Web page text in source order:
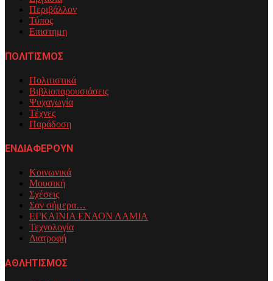
Περιβάλλον
Τύπος
Επιστημη
ΠΟΛΙΤΙΣΜΟΣ
Πολιτιστικά
Βιβλιοπαρουσιάσεις
Ψυχαγωγία
Τέχνες
Παράδοση
ΕΝΔΙΑΦΕΡΟΥΝ
Κοινωνικά
Μουσική
Σχέσεις
Σαν σήμερα…
ΕΓΚΑΙΝΙΑ ΕΝΑΟΝ ΛΑΜΙΑ
Τεχνολογία
Διατροφή
ΑΘΛΗΤΙΣΜΟΣ